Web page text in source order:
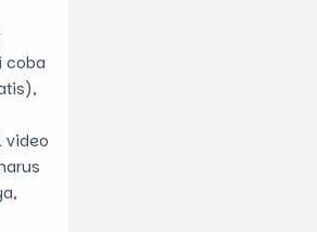
coba
video